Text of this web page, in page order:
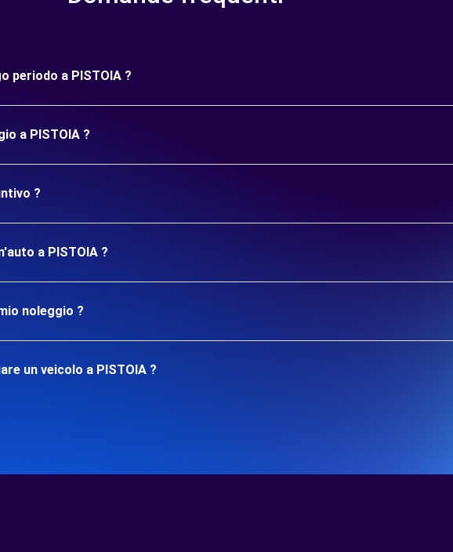
periodo a PISTOIA ?
a PISTOIA ?
?
a PISTOIA ?
noleggio ?
un veicolo a PISTOIA ?